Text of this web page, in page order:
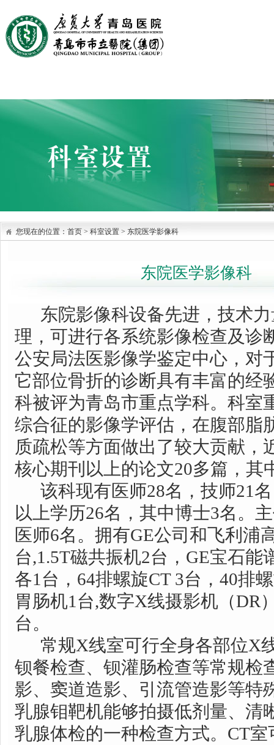
您现在的位置： 首页 > 科室设置 > 东院医学影像科
东院医学影像科
东院影像科设备先进，技术力
理，可进行各系统影像检查及诊
公安局法医影像学鉴定中心，对
它部位骨折的诊断具有丰富的经
科被评为青岛市重点学科。科室
综合征的影像学评估，在腹部脂
质疏松等方面做出了较大贡献，
核心期刊以上的论文20多篇，其
该科现有医师28名，技师21名
以上学历26名，其中博士3名。
医师6名。拥有GE公司和飞利浦
台,1.5T磁共振机2台，GE宝石能
各1台，64排螺旋CT 3台，40排
胃肠机1台,数字X线摄影机（DR
台。
常规X线室可行全身各部位X
钡餐检查、钡灌肠检查等常规检
影、窦道造影、引流管造影等特
乳腺钼靶机能够拍摄低剂量、清
乳腺体检的一种检查方式。CT